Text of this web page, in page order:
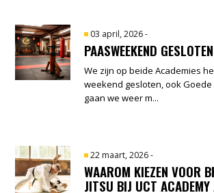
03 april, 2026-
PAASWEEKEND GESLOTEN
We zijn op beide Academies
weekend gesloten, ook Goede
gaan we weer m...
22 maart, 2026-
WAAROM KIEZEN VOOR
JITSU BIJ UCT